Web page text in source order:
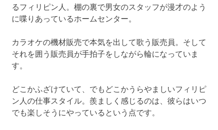
るフィリピン人。棚の裏で男女のスタッフが漫才のよう
に喋りあっているホームセンター。
カラオケの機材販売で本気を出して歌う販売員。そして
それを囲う販売員が手拍子をしながら輪になっていま
す。
どこかふざけていて、でもどこかうらやましいフィリピ
ン人の仕事スタイル。羨ましく感じるのは、彼らはいつ
でも楽しそうにやっているという点です。